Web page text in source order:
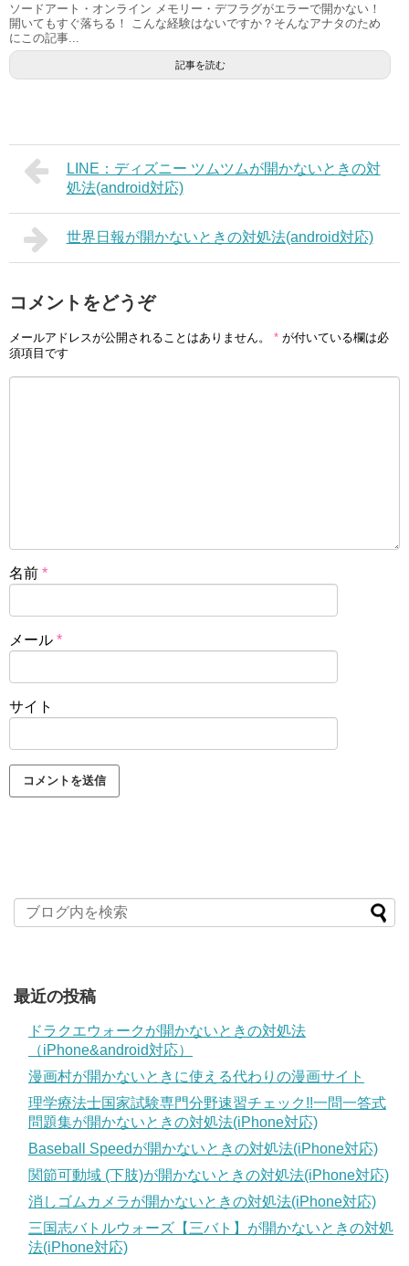
ソードアート・オンライン メモリー・デフラグがエラーで開かない！
開いてもすぐ落ちる！ こんな経験はないですか？そんなアナタのため
にこの記事...
記事を読む
LINE：ディズニー ツムツムが開かないときの対
処法(android対応)
世界日報が開かないときの対処法(android対応)
コメントをどうぞ
メールアドレスが公開されることはありません。 * が付いている欄は必
須項目です
名前 *
メール *
サイト
最近の投稿
ドラクエウォークが開かないときの対処法
（iPhone&android対応）
漫画村が開かないときに使える代わりの漫画サイト
理学療法士国家試験専門分野速習チェック!!一問一答式
問題集が開かないときの対処法(iPhone対応)
Baseball Speedが開かないときの対処法(iPhone対応)
関節可動域 (下肢)が開かないときの対処法(iPhone対応)
消しゴムカメラが開かないときの対処法(iPhone対応)
三国志バトルウォーズ【三バト】が開かないときの対処
法(iPhone対応)